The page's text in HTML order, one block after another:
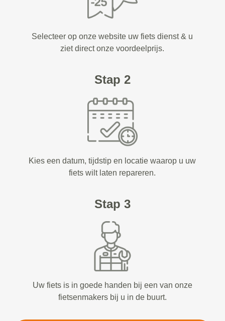
Selecteer op onze website uw fiets dienst & u
ziet direct onze voordeelprijs.
Stap 2
Kies een datum, tijdstip en locatie waarop u uw
fiets wilt laten repareren.
Stap 3
Uw fiets is in goede handen bij een van onze
fietsenmakers bij u in de buurt.